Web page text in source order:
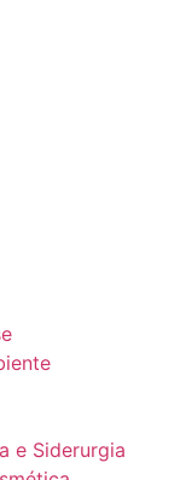
e Siderurgia